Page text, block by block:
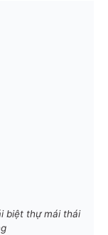
biệt thự mái thái